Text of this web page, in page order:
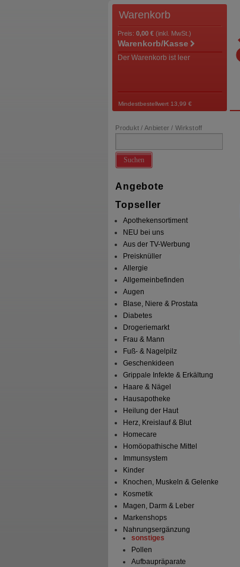
Warenkorb
Preis: 0,00 € (inkl. MwSt.)
Warenkorb/Kasse
Der Warenkorb ist leer
Mindestbestellwert 13,99 €
Produkt / Anbieter / Wirkstoff
Suchen
Angebote
Topseller
Apothekensortiment
NEU bei uns
Aus der TV-Werbung
Preisknüller
Allergie
Allgemeinbefinden
Augen
Blase, Niere & Prostata
Diabetes
Drogeriemarkt
Frau & Mann
Fuß- & Nagelpilz
Geschenkideen
Grippale Infekte & Erkältung
Haare & Nägel
Hausapotheke
Heilung der Haut
Herz, Kreislauf & Blut
Homecare
Homöopathische Mittel
Immunsystem
Kinder
Knochen, Muskeln & Gelenke
Kosmetik
Magen, Darm & Leber
Markenshops
Nahrungsergänzung
sonstiges
Pollen
Aufbaupräparate